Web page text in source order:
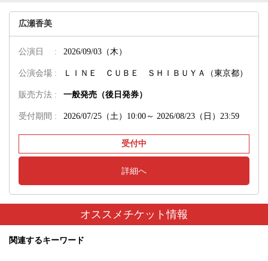
広瀬香美
公演日 : 2026/09/03（木）
公演会場 : ＬＩＮＥ ＣＵＢＥ ＳＨＩＢＵＹＡ（東京都）
販売方法 : 一般発売（後日発券）
受付期間 : 2026/07/25（土）10:00～ 2026/08/23（日）23:59
受付中
詳細へ
オススメチケット情報
関連するキーワード